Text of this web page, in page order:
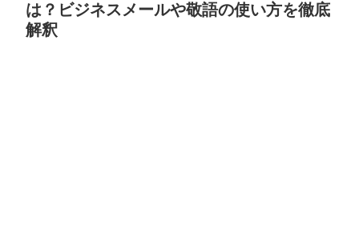
は？ビジネスメールや敬語の使い方を徹底
解釈